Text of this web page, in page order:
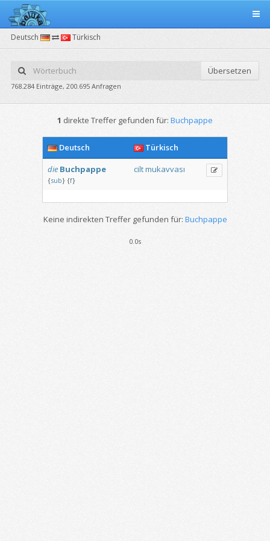
Deutsch Türkisch
Übersetzen
768.284 Einträge, 200.695 Anfragen
1 direkte Treffer gefunden für: Buchpappe
Deutsch
Türkisch
die Buchpappe
{sub} {f}
ciltmukavvası
Keine indirekten Treffer gefunden für: Buchpappe
0.0s